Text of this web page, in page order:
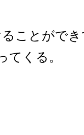
ことがで
てくる。